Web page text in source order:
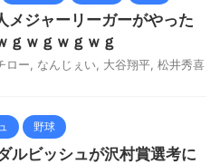
メジャーリーガーがやった
ｇｗｇｗｇｗｇ
ロー なんじぇい 大谷翔平 松井秀喜
野球
ルビッシュが沢村賞選考に